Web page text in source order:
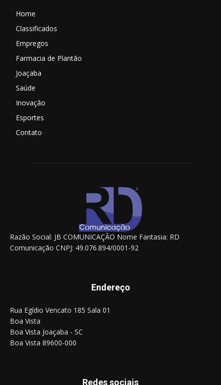
Home
Classificados
Empregos
Farmacia de Plantão
Joaçaba
Saúde
Inovação
Esportes
Contato
Razão Social: JB COMUNICAÇÃO Nome Fantasia: RD
Comunicação CNPJ: 49.076.894/0001-92
Endereço
Rua Egídio Vencato 185 Sala 01
Boa Vista
Boa Vista Joaçaba - SC
Boa Vista 89600-000
Redes sociais